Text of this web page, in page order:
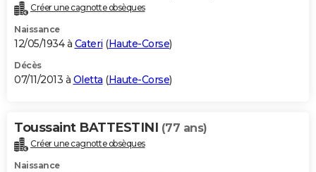
Créer une cagnotte obsèques
Naissance
12/05/1934 à Cateri (Haute-Corse)
Décès
07/11/2013 à Oletta (Haute-Corse)
Toussaint BATTESTINI (77 ans)
Créer une cagnotte obsèques
Naissance